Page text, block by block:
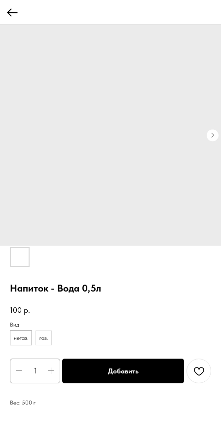
Напиток - Вода 0,5л
100 р.
Вид
негаз.
газ.
Добавить
Вес: 500 г